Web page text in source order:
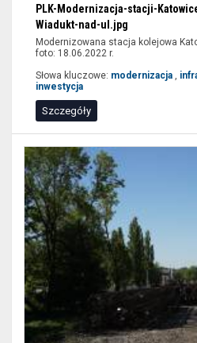
PLK-Modernizacja-stacji-
Wiadukt-nad-ul.jpg
Modernizowana stacja kolejowa
foto: 18.06.2022 r.
Słowa kluczowe: modernizacja ,
inwestycja
Szczegóły